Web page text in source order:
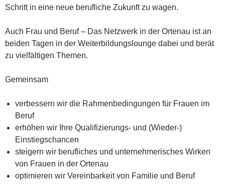
Schritt in eine neue berufliche Zukunft zu wagen.
Auch Frau und Beruf – Das Netzwerk in der Ortenau ist an
beiden Tagen in der Weiterbildungslounge dabei und berät
zu vielfältigen Themen.
Gemeinsam
verbessern wir die Rahmenbedingungen für Frauen im
Beruf
erhöhen wir Ihre Qualifizierungs- und (Wieder-)
Einstiegschancen
steigern wir berufliches und unternehmerisches Wirken
von Frauen in der Ortenau
optimieren wir Vereinbarkeit von Familie und Beruf